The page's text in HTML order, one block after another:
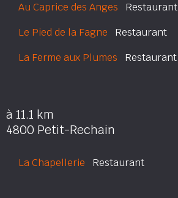
Au Caprice des Anges Restaurant
Le Pied de la Fagne Restaurant
La Ferme aux Plumes Restaurant
à 11.1 km
4800 Petit-Rechain
La Chapellerie Restaurant